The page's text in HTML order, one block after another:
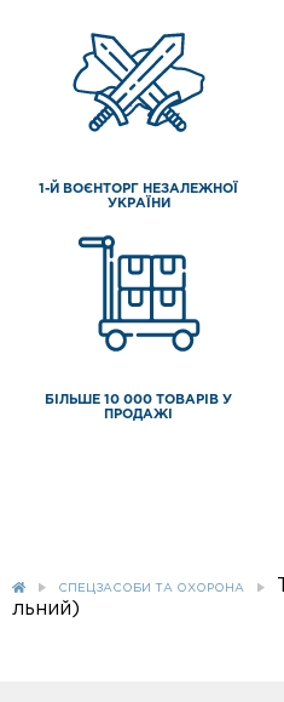
1-Й ВОЄНТОРГ НЕЗАЛЕЖНОЇ
УКРАЇНИ
БІЛЬШЕ 10 000 ТОВАРІВ У
ПРОДАЖІ
СПЕЦЗАСОБИ ТА ОХОРОНА
льний)